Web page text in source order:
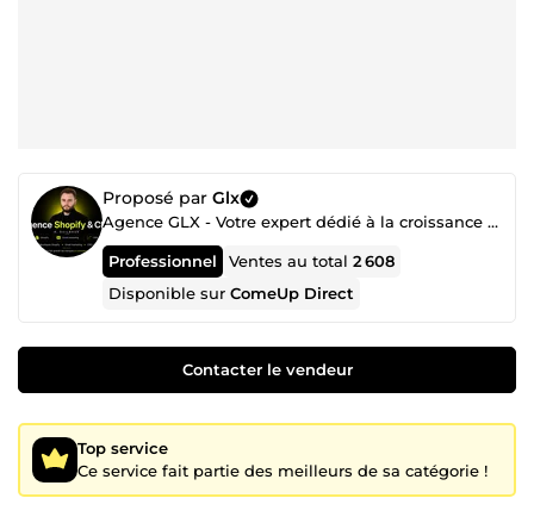
Proposé par Glx
Agence GLX - Votre expert dédié à la croissance digitale
Professionnel Ventes au total2 608
Disponible surComeUp Direct
Contacter le vendeur
Top service
Ce service fait partie des meilleurs de sa catégorie !